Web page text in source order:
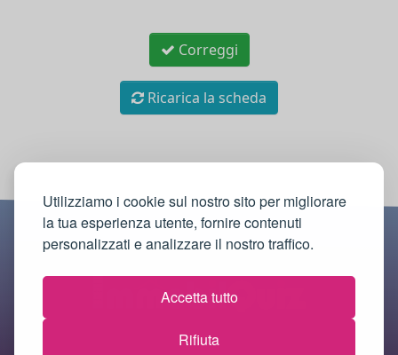
Utilizziamo i cookie sul nostro sito per migliorare
la tua esperienza utente, fornire contenuti
personalizzati e analizzare il nostro traffico.
Accetta tutto
Rifiuta
Correggi
Ricarica la scheda